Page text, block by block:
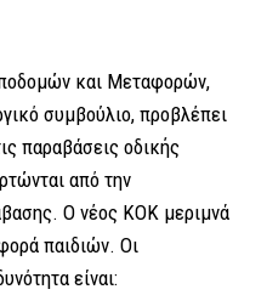
και Μεταφορών,
συμβούλιο, προβλέπει
παραβάσεις οδικής
από την
Ο νέος ΚΟΚ μεριμνά
παιδιών. Οι
είναι: